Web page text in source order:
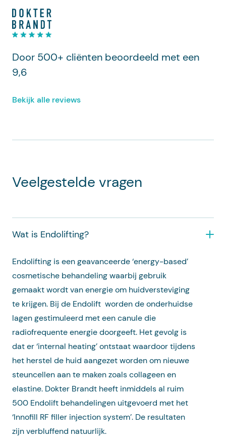
Door 500+ cliënten beoordeeld met een
9,6
Bekijk alle reviews
Veelgestelde vragen
Wat is Endolifting?
Endolifting is een geavanceerde ‘energy-based’
cosmetische behandeling waarbij gebruik
gemaakt wordt van energie om huidversteviging
te krijgen. Bij de Endolift worden de onderhuidse
lagen gestimuleerd met een canule die
radiofrequente energie doorgeeft. Het gevolg is
dat er ‘internal heating’ ontstaat waardoor tijdens
het herstel de huid aangezet worden om nieuwe
steuncellen aan te maken zoals collageen en
elastine. Dokter Brandt heeft inmiddels al ruim
500 Endolift behandelingen uitgevoerd met het
‘Innofill RF filler injection system’. De resultaten
zijn verbluffend natuurlijk.